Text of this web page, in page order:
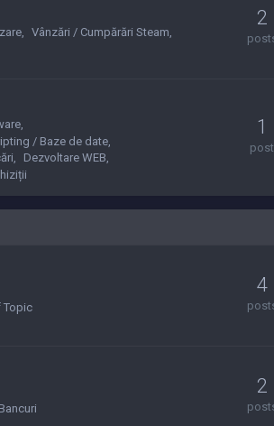
Vânzări / Cumpărări Steam
2
/ Baze de date
Dezvoltare WEB
1
post
Topic
4
Bancuri
2